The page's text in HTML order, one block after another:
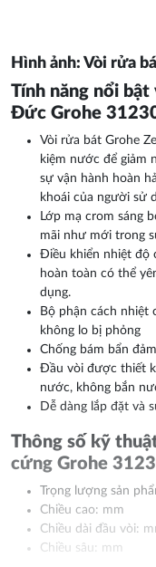
Hình ảnh: Vòi rửa
Tính năng nổi
Đức Grohe
Vòi rửa bát Grohe
kiệm nước để giảm
sự vận hành hoàn
khoái của người sử
Lớp mạ crom sáng
mãi như mới trong
Điều khiển nhiệt độ
hoàn toàn có thể
dụng.
Bộ phận cách nhiệt
không lo bị phỏng
Chống bám bẩn
Đầu vòi được thiết
nước, không bắn
Dễ dàng lắp đặt và
Thông số kỹ
cứng Grohe
Trọng lượng sản
Chiều cao: mm
Chiều dài đầu vòi:
Chiều sâu: mm